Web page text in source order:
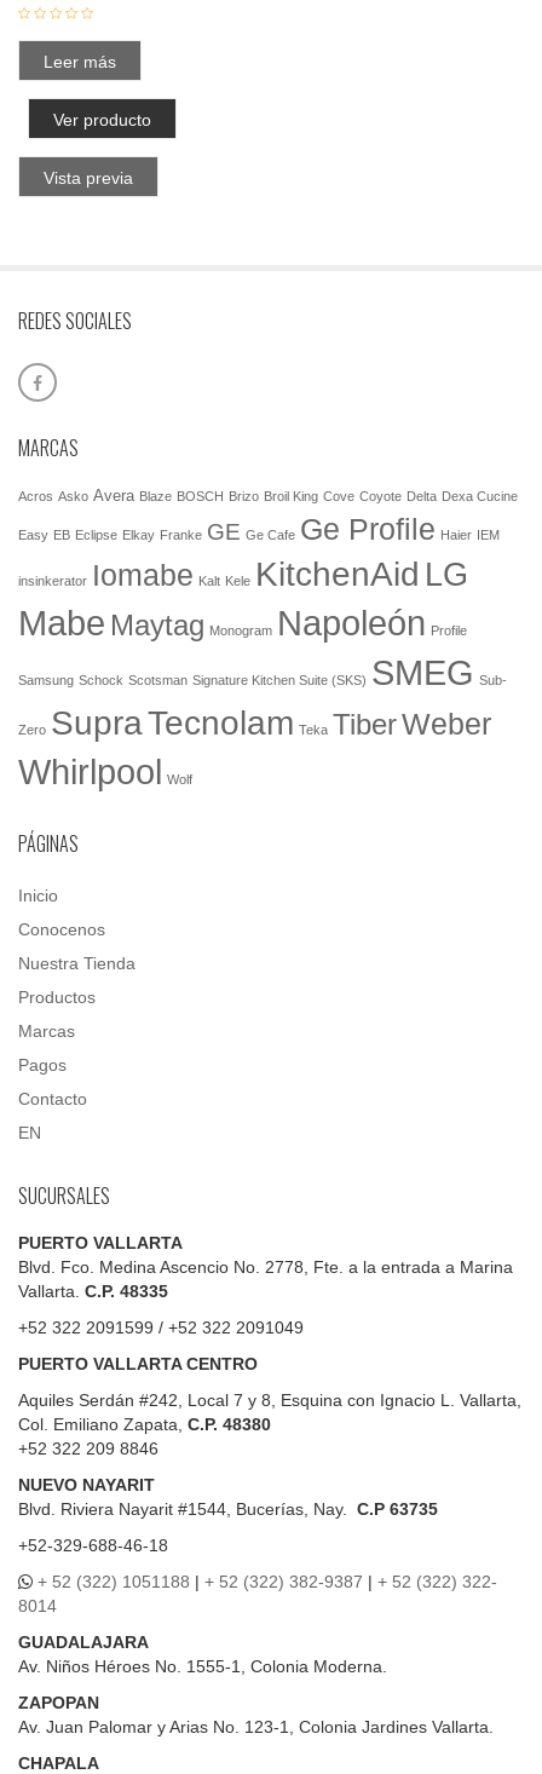
Leer más
Ver producto
Vista previa
REDES SOCIALES
MARCAS
Acros Asko Avera Blaze BOSCH Brizo Broil King Cove Coyote Delta Dexa Cucine
Easy EB Eclipse Elkay Franke GE Ge Cafe Ge Profile Haier IEM
insinkerator Iomabe Kalt Kele KitchenAid LG
Mabe Maytag Monogram Napoleón Profile
Samsung Schock Scotsman Signature Kitchen Suite (SKS) SMEG Sub-
Zero SupraTecnolam Teka TiberWeber
Whirlpool Wolf
PÁGINAS
Inicio
Conocenos
Nuestra Tienda
Productos
Marcas
Pagos
Contacto
EN
SUCURSALES
PUERTO VALLARTA
Blvd. Fco. Medina Ascencio No. 2778, Fte. a la entrada a Marina
Vallarta. C.P. 48335
+52 322 2091599 / +52 322 2091049
PUERTO VALLARTA CENTRO
Aquiles Serdán #242, Local 7 y 8, Esquina con Ignacio L. Vallarta,
Col. Emiliano Zapata, C.P. 48380
+52 322 209 8846
NUEVO NAYARIT
Blvd. Riviera Nayarit #1544, Bucerías, Nay. C.P 63735
+52-329-688-46-18
+ 52 (322) 1051188 | + 52 (322) 382-9387 | + 52 (322) 322-
8014
GUADALAJARA
Av. Niños Héroes No. 1555-1, Colonia Moderna.
ZAPOPAN
Av. Juan Palomar y Arias No. 123-1, Colonia Jardines Vallarta.
CHAPALA